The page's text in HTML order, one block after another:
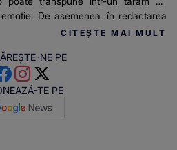
De asemenea, în redactarea
îi place să relateze mereu
CITEȘTE MAI MULT
NE PE
TE PE